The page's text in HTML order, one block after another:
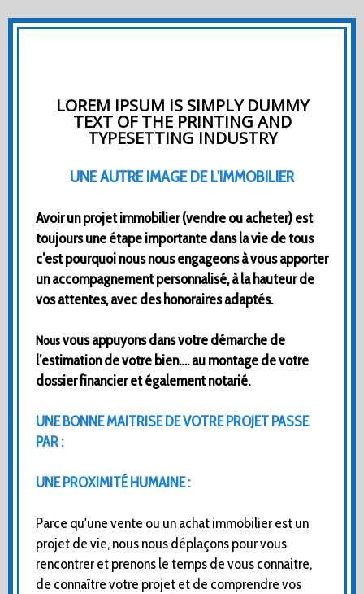
LOREM IPSUM IS SIMPLY DUMMY
TEXT OF THE PRINTING AND
TYPESETTING INDUSTRY
UNE AUTRE IMAGE DE L'IMMOBILIER
Avoir un projet immobilier (vendre ou acheter) est
toujours une étape importante dans la vie de tous
c’est pourquoi nous nous engageons à vous apporter
un accompagnement personnalisé, à la hauteur de
vos attentes, avec des honoraires adaptés.
Nousvous appuyons dans votre démarche de
l’estimation de votre bien…. au montage de votre
dossier financier et également notarié.
UNE BONNE MAITRISE DE VOTRE PROJET PASSE
PAR :
UNE PROXIMITÉ HUMAINE :
Parce qu'une vente ou un achat immobilier est un
projet de vie, nous nous déplaçons pour vous
rencontrer et prenons le temps de vous connaitre,
de connaître votre projet et de comprendre vos